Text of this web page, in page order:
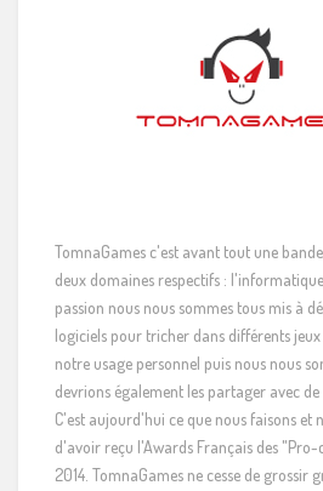
TomnaGames c'est avant tout une
deux domaines respectifs :
passion nous nous sommes tous mis à
logiciels pour tricher dans différents
notre usage personnel puis nous nous
devrions également les partager avec
C'est aujourd'hui ce que nous faisons et
d'avoir reçu l'Awards Français des
2014. TomnaGames ne cesse de grossir